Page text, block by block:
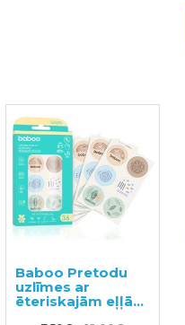
Baboo Pretodu
uzlīmes ar
ēteriskajām eļļām